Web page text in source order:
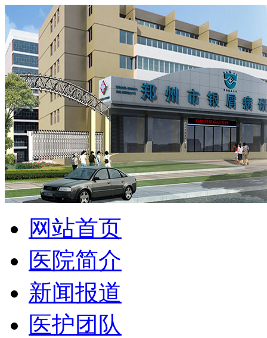
网站首页
医院简介
新闻报道
医护团队